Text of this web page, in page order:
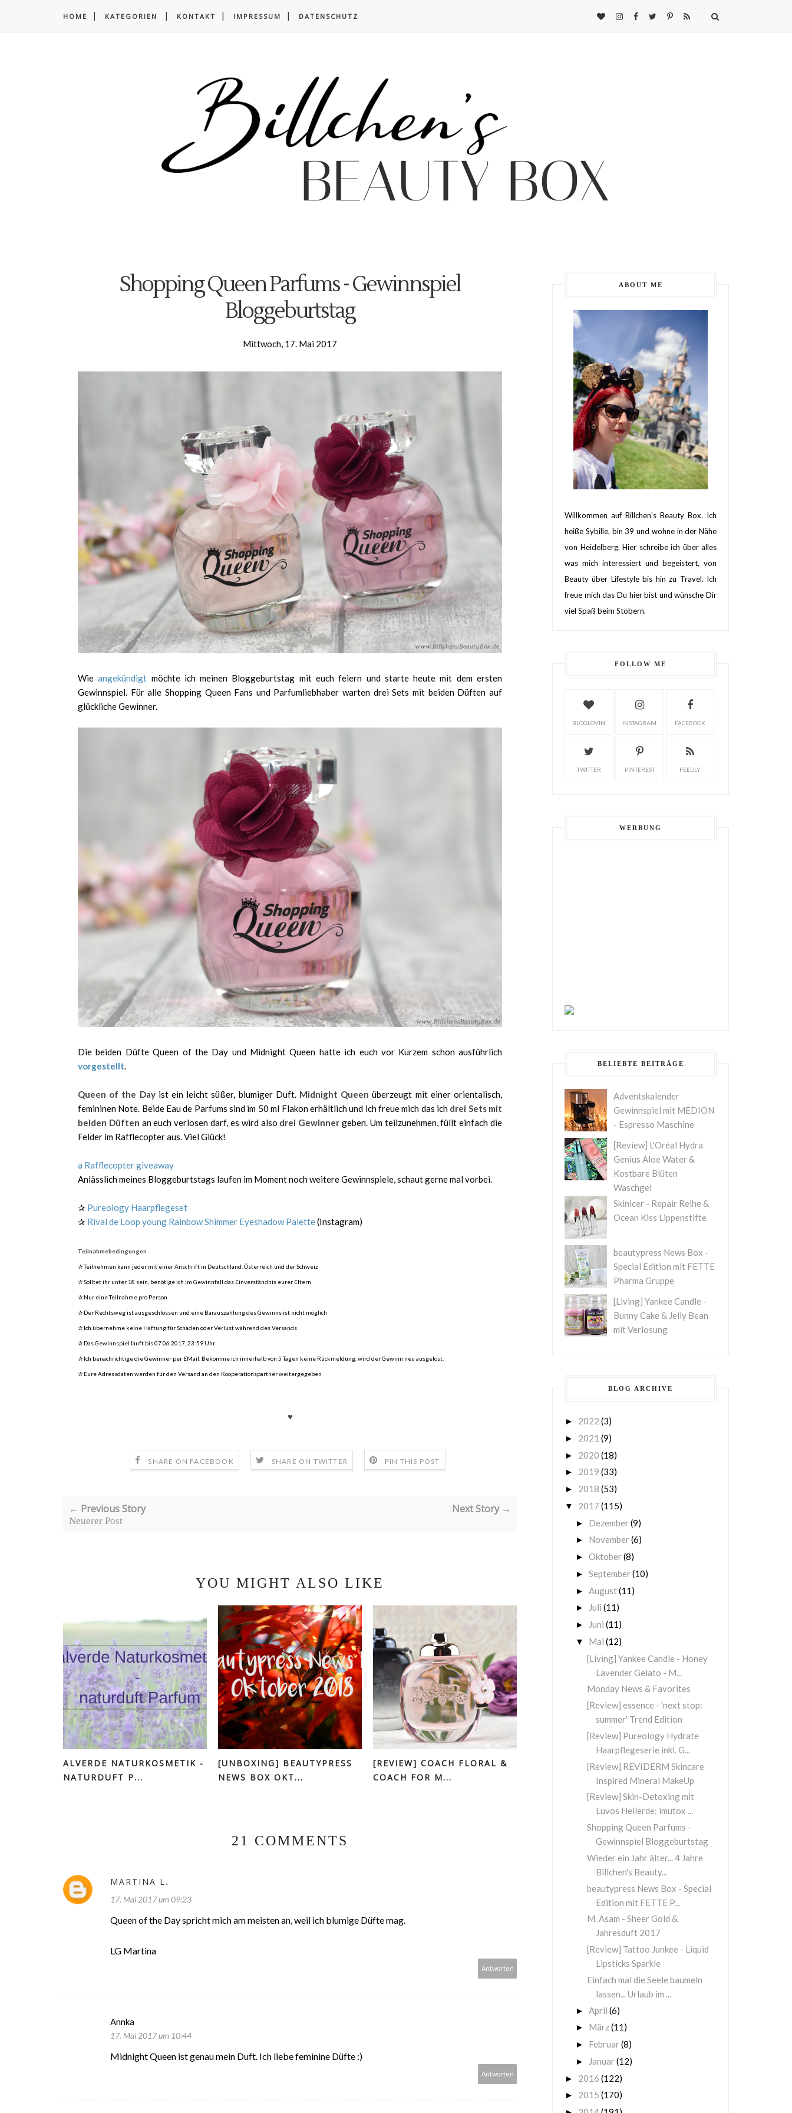
HOME KATEGORIEN KONTAKT IMPRESSUM DATENSCHUTZ
Shopping Queen Parfums - Gewinnspiel
Bloggeburtstag
Mittwoch, 17. Mai 2017
Wieangekündigt möchte ich meinen Bloggeburtstag mit euch feiern und starte heute mit dem ersten
Gewinnspiel. Für alle Shopping Queen Fans und Parfumliebhaber warten drei Sets mit beiden Düften auf
glückliche Gewinner.
Die beiden Düfte Queen of the Day und Midnight Queen hatte ich euch vor Kurzem schon ausführlich
vorgestellt.
Queen of the Dayist ein leicht süßer, blumiger Duft. Midnight Queen überzeugt mit einer orientalisch,
femininen Note. Beide Eau de Parfums sind im 50 ml Flakon erhältlich und ich freue mich das ich drei Sets mit
beiden Düften an euch verlosen darf, es wird also drei Gewinner geben. Um teilzunehmen, füllt einfach die
Felder im Rafflecopter aus. Viel Glück!
a Rafflecopter giveaway
Anlässlich meines Bloggeburtstags laufen im Moment noch weitere Gewinnspiele, schaut gerne mal vorbei.
✰ Pureology Haarpflegeset
✰ Rival de Loop young Rainbow Shimmer Eyeshadow Palette(Instagram)
Teilnahmebedingungen
✰ Teilnehmen kann jeder mit einer Anschrift in Deutschland, Österreich und der Schweiz
✰ Solltet ihr unter 18 sein, benötige ich im Gewinnfall das Einverständnis eurer Eltern
✰ Nur eine Teilnahme pro Person
✰ Der Rechtsweg ist ausgeschlossen und eine Barauszahlung des Gewinns ist nicht möglich
✰ Ich übernehme keine Haftung für Schäden oder Verlust während des Versands
✰ Das Gewinnspiel läuft bis 07.06.2017, 23:59 Uhr
✰ Ich benachrichtige die Gewinner per EMail. Bekomme ich innerhalb von 5 Tagen keine Rückmeldung, wird der Gewinn neu ausgelost.
✰ Eure Adressdaten werden für den Versand an den Kooperationspartner weitergegeben
♥
SHARE ON FACEBOOK SHARE ON TWITTER PIN THIS POST
← Previous Story
Neuerer Post
Next Story →
YOU MIGHT ALSO LIKE
ALVERDE NATURKOSMETIK -
NATURDUFT P...
[UNBOXING] BEAUTYPRESS
NEWS BOX OKT...
[REVIEW] COACH FLORAL &
COACH FOR M...
21 COMMENTS
MARTINA L.
17. Mai 2017 um 09:23
Queen of the Day spricht mich am meisten an, weil ich blumige Düfte mag.
LG Martina
Antworten
Annka
17. Mai 2017 um 10:44
Midnight Queen ist genau mein Duft. Ich liebe feminine Düfte :)
Antworten
ABOUT ME
Willkommen auf Billchen's Beauty Box. Ich
heiße Sybille, bin 39 und wohne in der Nähe
von Heidelberg. Hier schreibe ich über alles
was mich interessiert und begeistert, von
Beauty über Lifestyle bis hin zu Travel. Ich
freue mich das Du hier bist und wünsche Dir
viel Spaß beim Stöbern.
FOLLOW ME
BLOGLOVIN INSTAGRAM FACEBOOK
TWITTER PINTEREST FEEDLY
WERBUNG
BELIEBTE BEITRÄGE
Adventskalender
Gewinnspiel mit MEDION
- Espresso Maschine
[Review] L'Oréal Hydra
Genius Aloe Water &
Kostbare Blüten
Waschgel
Skinicer - Repair Reihe &
Ocean Kiss Lippenstifte
beautypress News Box -
Special Edition mit FETTE
Pharma Gruppe
[Living] Yankee Candle -
Bunny Cake & Jelly Bean
mit Verlosung
BLOG ARCHIVE
► 2022 (3)
► 2021 (9)
► 2020 (18)
► 2019 (33)
► 2018 (53)
▼ 2017 (115)
► Dezember(9)
► November(6)
► Oktober(8)
► September(10)
► August(11)
► Juli (11)
► Juni (11)
▼ Mai (12)
[Living] Yankee Candle - Honey
Lavender Gelato - M...
Monday News & Favorites
[Review] essence - 'next stop:
summer' Trend Edition
[Review] Pureology Hydrate
Haarpflegeserie inkl. G...
[Review] REVIDERM Skincare
Inspired Mineral MakeUp
[Review] Skin-Detoxing mit
Luvos Heilerde: imutox ...
Shopping Queen Parfums -
Gewinnspiel Bloggeburtstag
Wieder ein Jahr älter... 4 Jahre
Billchen's Beauty...
beautypress News Box - Special
Edition mit FETTE P...
M. Asam - Sheer Gold &
Jahresduft 2017
[Review] Tattoo Junkee - Liquid
Lipsticks Sparkle
Einfach mal die Seele baumeln
lassen... Urlaub im ...
► April (6)
► März(11)
► Februar(8)
► Januar(12)
► 2016 (122)
► 2015 (170)